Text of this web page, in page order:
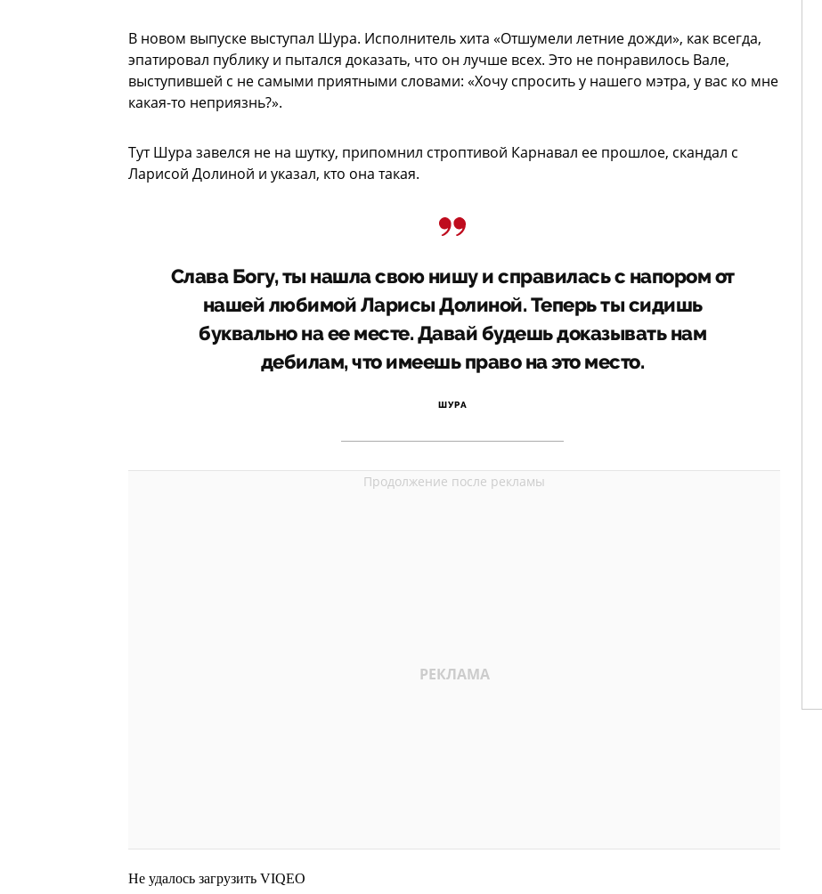
В новом выпуске выступал Шура. Исполнитель хита «Отшумели летние дожди», как всегда,
эпатировал публику и пытался доказать, что он лучше всех. Это не понравилось Вале,
выступившей с не самыми приятными словами: «Хочу спросить у нашего мэтра, у вас ко мне
какая-то неприязнь?».
Тут Шура завелся не на шутку, припомнил строптивой Карнавал ее прошлое, скандал с
Ларисой Долиной и указал, кто она такая.
Слава Богу, ты нашла свою нишу и справилась с напором от
нашей любимой Ларисы Долиной. Теперь ты сидишь
буквально на ее месте. Давай будешь доказывать нам
дебилам, что имеешь право на это место.
ШУРА
Не удалось загрузить VIQEO